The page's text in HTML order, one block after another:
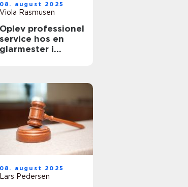
08. august 2025
Viola Rasmusen
Oplev professionel
service hos en
glarmester i
08. august 2025
Lars Pedersen